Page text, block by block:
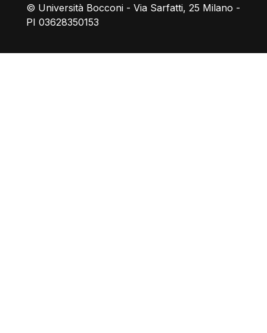
© Università Bocconi - Via Sarfatti, 25 Milano -
PI 03628350153